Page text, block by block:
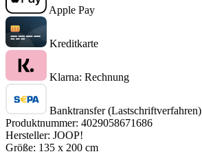
Apple Pay
Kreditkarte
Klarna: Rechnung
Banktransfer (Lastschriftverfahren)
Produktnummer: 4029058671686
Hersteller: JOOP!
Größe: 135 x 200 cm